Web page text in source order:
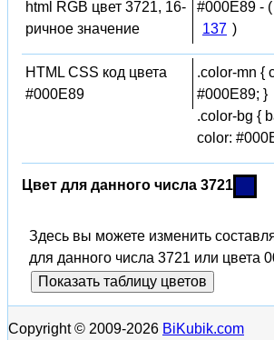
html RGB цвет 3721, 16-
ричное значение
#000E89 - (
137 )
HTML CSS код цвета
#000E89
.color-mn {
#000E89; }
.color-bg {
color:
Цвет для данного числа 3721
Здесь вы можете изменить
для данного числа 3721 или цвета
Показать таблицу цветов
Copyright © 2009-2026 BiKubik.com